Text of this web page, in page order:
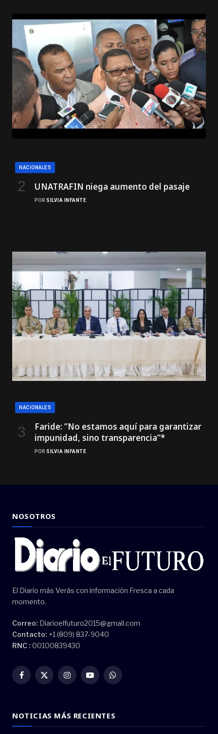
NACIONALES
UNATRAFIN niega aumento del pasaje
POR SILVIA INFANTE
NACIONALES
Faride: ”No estamos aquí para garantizar
impunidad, sino transparencia”*
POR SILVIA INFANTE
NOSOTROS
El Diario más Verás con información Fresca a cada
momento.
Correo: Diarioelfuturo2015@gmail.com
Contacto: +1 (809) 837-9040
RNC : 00100839430
Facebook
X
InstagramYouTubeWhatsApp
NOTICIAS MÁS RECIENTES